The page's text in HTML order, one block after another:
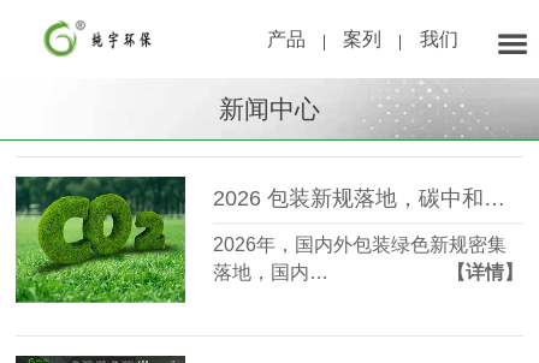
产品 案列 我们
新闻中心
2026 包装新规落地，碳中和成标配，纯宇环保引领行业破局
2026年，国内外包装绿色新规密集
落地，国内…
【详情】